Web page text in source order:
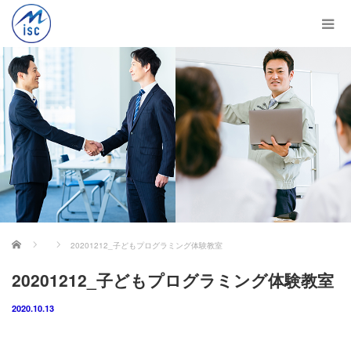
ホーム 20201212_子どもプログラミング体験教室
20201212_子どもプログラミング体験教室
2020.10.13